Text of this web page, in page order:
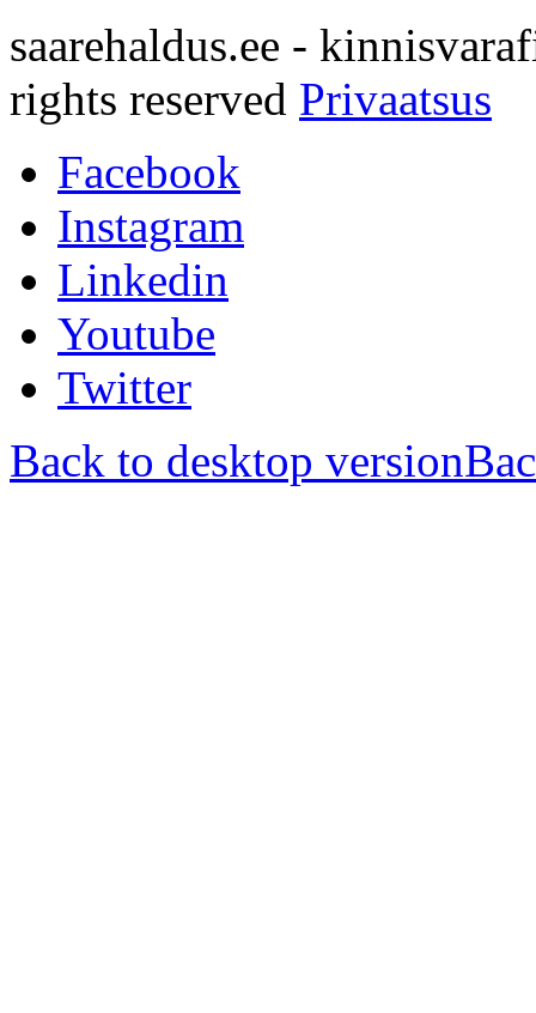
saarehaldus.ee -
rights reserved Privaatsus
Facebook
Instagram
Linkedin
Youtube
Twitter
Back to desktop version